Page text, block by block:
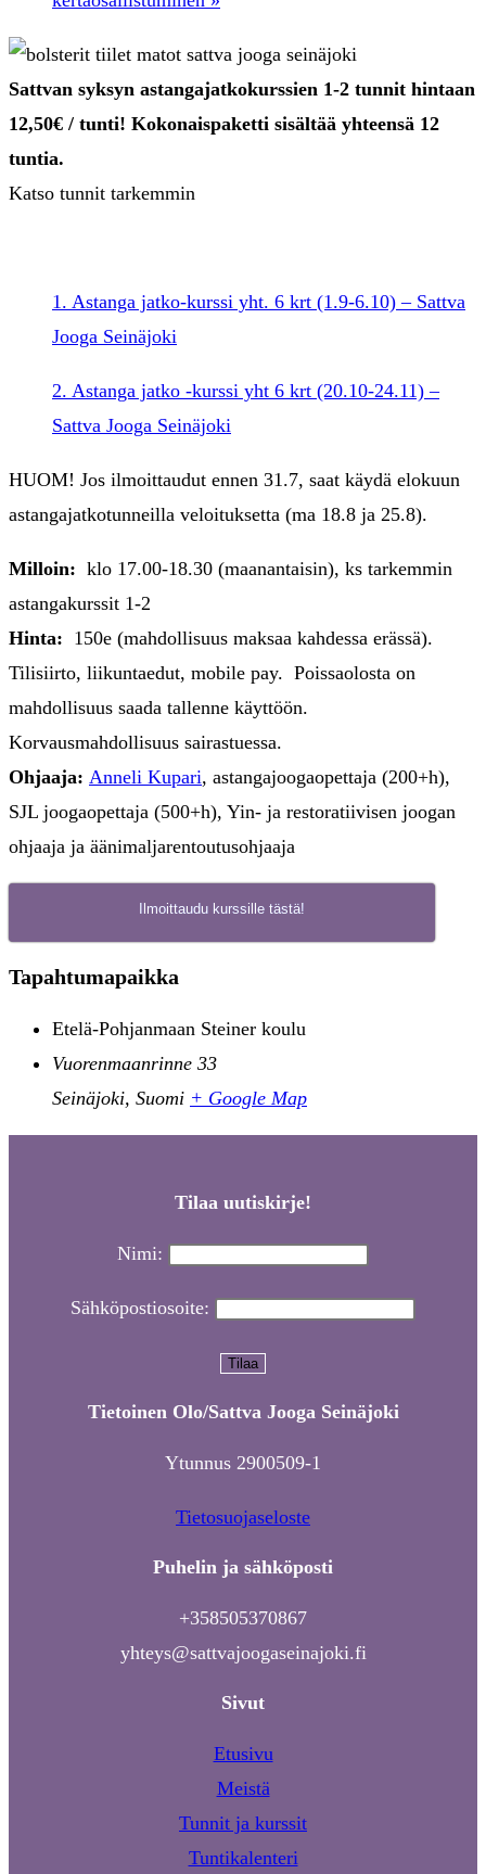
Sattvan syksyn astangajatkokurssien 1-2 tunnit hintaan
12,50€ / tunti! Kokonaispaketti sisältää yhteensä 12
tuntia.
Katso tunnit tarkemmin
1. Astanga jatko-kurssi yht. 6 krt (1.9-6.10) – Sattva
Jooga Seinäjoki
2. Astanga jatko -kurssi yht 6 krt (20.10-24.11) –
Sattva Jooga Seinäjoki
HUOM! Jos ilmoittaudut ennen 31.7, saat käydä elokuun
astangajatkotunneilla veloituksetta (ma 18.8 ja 25.8).
Milloin: klo 17.00-18.30 (maanantaisin), ks tarkemmin
astangakurssit 1-2
Hinta: 150e (mahdollisuus maksaa kahdessa erässä).
Tilisiirto, liikuntaedut, mobile pay. Poissaolosta on
mahdollisuus saada tallenne käyttöön.
Korvausmahdollisuus sairastuessa.
Ohjaaja: Anneli Kupari, astangajoogaopettaja (200+h),
SJL joogaopettaja (500+h), Yin- ja restoratiivisen joogan
ohjaaja ja äänimaljarentoutusohjaaja
Ilmoittaudu kurssille tästä!
Tapahtumapaikka
Etelä-Pohjanmaan Steiner koulu
Vuorenmaanrinne 33
Seinäjoki, Suomi + Google Map
Tilaa uutiskirje!
Nimi:
Sähköpostiosoite:
Tietoinen Olo/Sattva Jooga Seinäjoki
Ytunnus 2900509-1
Tietosuojaseloste
Puhelin ja sähköposti
+358505370867
yhteys@sattvajoogaseinajoki.fi
Sivut
Etusivu
Meistä
Tunnit ja kurssit
Tuntikalenteri